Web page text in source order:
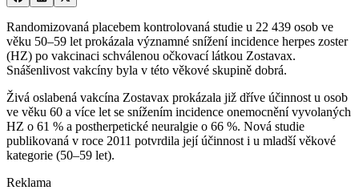
Randomizovaná placebem kontrolovaná studie u 22 439 osob ve
věku 50–59 let prokázala významné snížení incidence herpes zoster
(HZ) po vakcinaci schválenou očkovací látkou Zostavax.
Snášenlivost vakcíny byla v této věkové skupině dobrá.
Živá oslabená vakcína Zostavax prokázala již dříve účinnost u osob
ve věku 60 a více let se snížením incidence onemocnění vyvolaných
HZ o 61 % a postherpetické neuralgie o 66 %. Nová studie
publikovaná v roce 2011 potvrdila její účinnost i u mladší věkové
kategorie (50–59 let).
Reklama